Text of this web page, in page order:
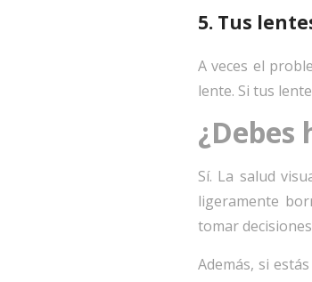
5. Tus
A veces el
lente. Si tus
Sí. La salud
ligeramente
tomar
Además, si